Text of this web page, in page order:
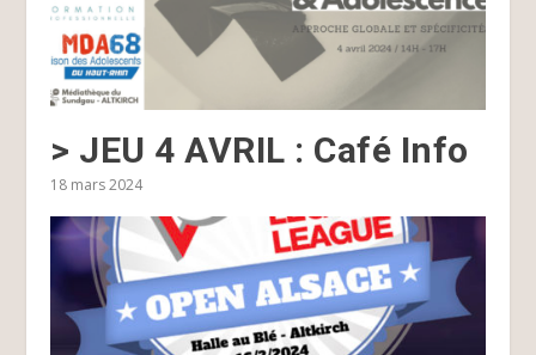
> JEU 4 AVRIL : Café Info
18 mars 2024